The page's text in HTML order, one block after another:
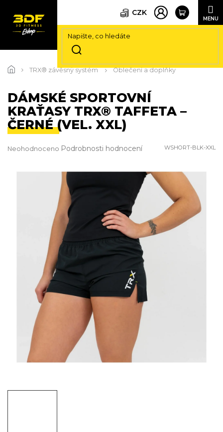
na
CZK
TRX® závěsný systém Oblečení a doplňky
DÁMSKÉ SPORTOVNÍ
KRAŤASY TRX® TAFFETA –
ČERNÉ (VEL. XXL)
WSHORT-BLK-XXL
Průměrné
Neohodnoceno Podrobnosti hodnocení